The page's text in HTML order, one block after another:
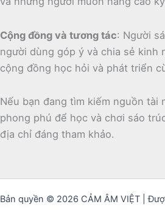
Cộng đồng và tương tác: Người
người dùng góp ý và chia sẻ kinh
cộng đồng học hỏi và phát triển
Nếu bạn đang tìm kiếm nguồn tài
phong phú để học và chơi sáo
địa chỉ đáng tham khảo.
Bản quyền © 2026 CẢM ÂM VIỆT |